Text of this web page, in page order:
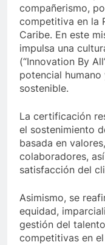
compañerismo,
competitiva en la
Caribe. En este
impulsa una
(“Innovation By
potencial
sostenible.
La certificación
el sostenimiento
basada en
colaboradores,
satisfacción del
Asimismo, se
equidad,
gestión del
competitivas en